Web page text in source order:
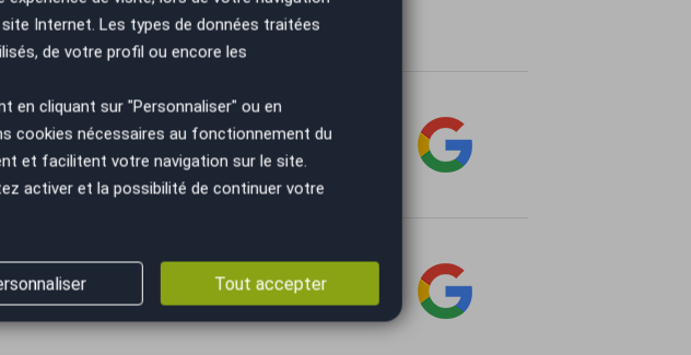
sérénité. Encore merci à David pour son
infos que je voulais. Un achat au top .
soucis.
heu de sur
Internet. Les types de données traitées
de votre profil ou encore les
en cliquant sur "Personnaliser" ou en
cookies nécessaires au fonctionnement du
et facilitent votre navigation sur le site.
activer et la possibilité de continuer votre
Tout accepter